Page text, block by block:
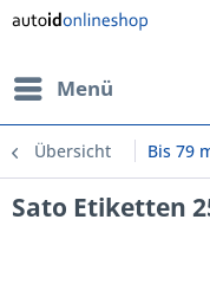
Menü
Übersicht Bis 79
Sato Etiketten